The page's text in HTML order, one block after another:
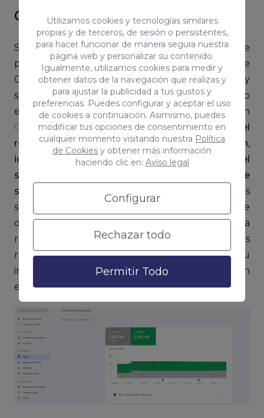
Utilizamos cookies y tecnologías similares
propias y de terceros, de sesión o persistentes,
para hacer funcionar de manera segura nuestra
página web y personalizar su contenido.
Igualmente, utilizamos cookies para medir y
obtener datos de la navegación que realizas y
para ajustar la publicidad a tus gustos y
preferencias. Puedes configurar y aceptar el uso
de cookies a continuación. Asimismo, puedes
modificar tus opciones de consentimiento en
cualquier momento visitando nuestra Política
de Cookies y obtener más información
haciendo clic en: Aviso legal
Configurar
Rechazar todo
Permitir Todo
Google Search Console
Si hablamos de rastreo e indexación, es imposible
pasar por alto la herramienta gratuita propia de
Google que ayuda a monitorear, mantener y
solucionar problemas en la presencia del sitio web
en los resultados de búsqueda de Google. Con
Google Search Consolepodrásanalizar el
rendimiento del sitio, la cobertura de indexación,
identificar errores de rastreo, enviar mapas del
sitio, y recibir alertas sobre problemas de
seguridad y manuales
. También ofrece datos
sobre las consultas orgánicas de búsqueda que
dirigen tráfico al sitio y proporciona
recomendaciones para mejorar la visibilidad en los
resultados de búsqueda. Además, destaca su
interfaz por ser bastante sencilla y su instalación
en el sitio web.